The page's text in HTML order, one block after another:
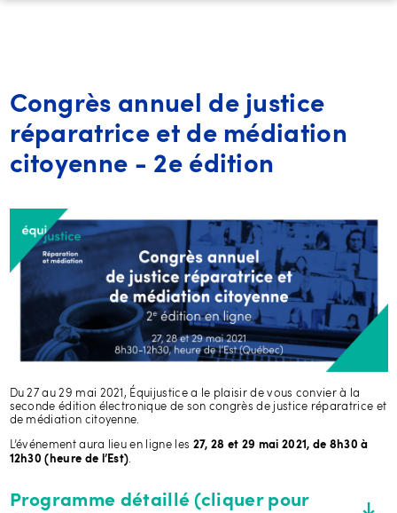
Congrès annuel de justice
réparatrice et de médiation
citoyenne - 2e édition
Du 27 au 29 mai 2021, Équijustice a le plaisir de vous convier à la
seconde édition électronique de son congrès de justice réparatrice et
de médiation citoyenne.
L’événement aura lieu en ligne les 27, 28 et 29 mai 2021, de 8h30 à
12h30 (heure de l’Est).
Programme détaillé (cliquer pour